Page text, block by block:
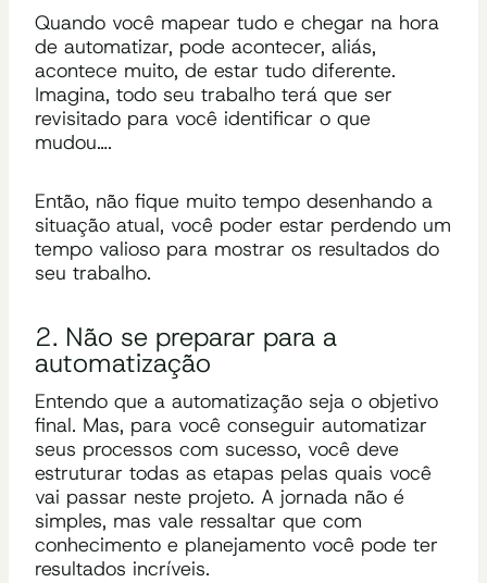
Quando você mapear tudo e chegar na hora
de automatizar, pode acontecer, aliás,
acontece muito, de estar tudo diferente.
Imagina, todo seu trabalho terá que ser
revisitado para você identificar o que
mudou….
Então, não fique muito tempo desenhando a
situação atual, você poder estar perdendo um
tempo valioso para mostrar os resultados do
seu trabalho.
2. Não se preparar para a
automatização
Entendo que a automatização seja o objetivo
final. Mas, para você conseguir automatizar
seus processos com sucesso, você deve
estruturar todas as etapas pelas quais você
vai passar neste projeto. A jornada não é
simples, mas vale ressaltar que com
conhecimento e planejamento você pode ter
resultados incríveis.